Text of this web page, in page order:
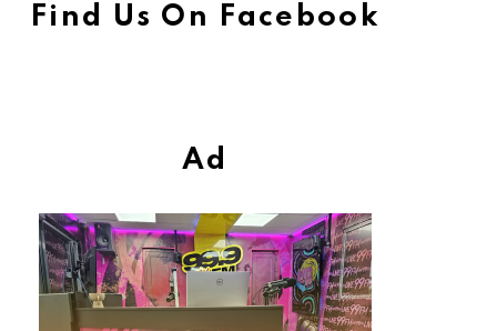
Find Us On Facebook
Ad